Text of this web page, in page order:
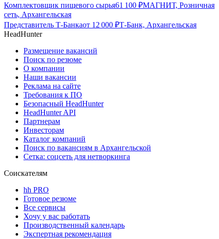
Комплектовщик пищевого сырья61 100 ₽МАГНИТ, Розничная
сеть, Архангельская
Представитель Т-Банкаот 12 000 ₽Т-Банк, Архангельская
HeadHunter
Размещение вакансий
Поиск по резюме
О компании
Наши вакансии
Реклама на сайте
Требования к ПО
Безопасный HeadHunter
HeadHunter API
Партнерам
Инвесторам
Каталог компаний
Поиск по вакансиям в Архангельской
Сетка: соцсеть для нетворкинга
Соискателям
hh PRO
Готовое резюме
Все сервисы
Хочу у вас работать
Производственный календарь
Экспертная рекомендация